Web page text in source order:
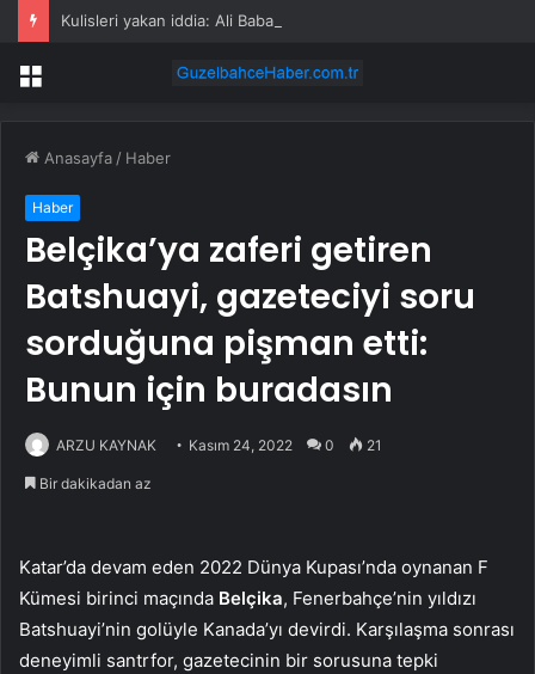
Menü
Anasayfa / Haber
Haber
Belçika’ya zaferi getiren
Batshuayi, gazeteciyi soru
sorduğuna pişman etti:
Bunun için buradasın
ARZU KAYNAK Kasım 24, 2022 0 21
Bir dakikadan az
Katar’da devam eden 2022 Dünya Kupası’nda oynanan F
Kümesi birinci maçında Belçika, Fenerbahçe’nin yıldızı
Batshuayi’nin golüyle Kanada’yı devirdi. Karşılaşma sonrası
deneyimli santrfor, gazetecinin bir sorusuna tepki